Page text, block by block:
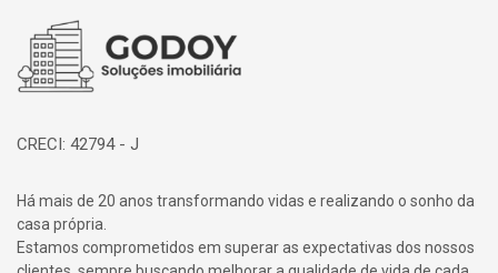
Página inicial
CRECI: 42794 - J
Há mais de 20 anos transformando vidas e realizando o sonho da
casa própria.
Estamos comprometidos em superar as expectativas dos nossos